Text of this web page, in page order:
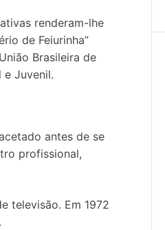
renderam-lhe
de Feiurinha”
Brasileira de
e Juvenil.
antes de se
profissional,
televisão. Em 1972